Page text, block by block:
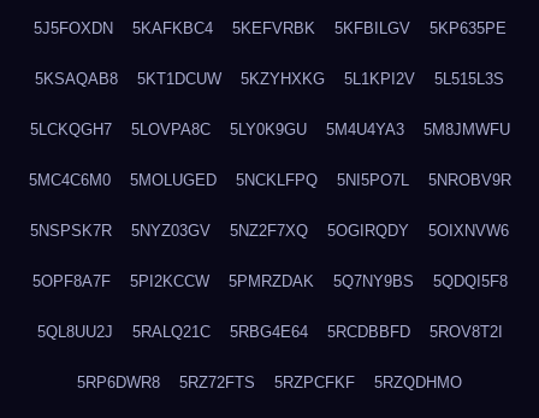
5J5FOXDN 5KAFKBC4 5KEFVRBK 5KFBILGV 5KP635PE
5KSAQAB8 5KT1DCUW 5KZYHXKG 5L1KPI2V 5L515L3S
5LCKQGH7 5LOVPA8C 5LY0K9GU 5M4U4YA3 5M8JMWFU
5MC4C6M0 5MOLUGED 5NCKLFPQ 5NI5PO7L 5NROBV9R
5NSPSK7R 5NYZ03GV 5NZ2F7XQ 5OGIRQDY 5OIXNVW6
5OPF8A7F 5PI2KCCW 5PMRZDAK 5Q7NY9BS 5QDQI5F8
5QL8UU2J 5RALQ21C 5RBG4E64 5RCDBBFD 5ROV8T2I
5RP6DWR8 5RZ72FTS 5RZPCFKF 5RZQDHMO